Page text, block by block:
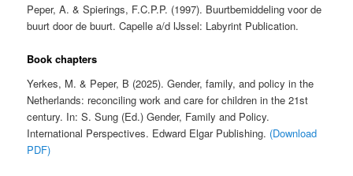
Peper, A. & Spierings, F.C.P.P. (1997). Buurtbemiddeling voor de
buurt door de buurt. Capelle a/d IJssel: Labyrint Publication.
Book chapters
Yerkes, M. & Peper, B (2025). Gender, family, and policy in the
Netherlands: reconciling work and care for children in the 21st
century. In: S. Sung (Ed.)Gender, Family and Policy.
International Perspectives. Edward Elgar Publishing. (Download
PDF)